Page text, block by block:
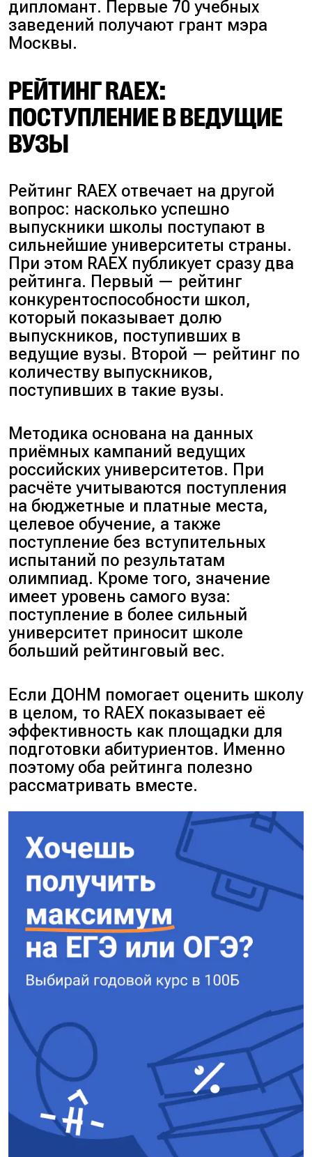
дипломант. Первые 70 учебных
заведений получают грант мэра
Москвы.
РЕЙТИНГ RAEX:
ПОСТУПЛЕНИЕ В ВЕДУЩИЕ
ВУЗЫ
Рейтинг RAEX отвечает на другой
вопрос: насколько успешно
выпускники школы поступают в
сильнейшие университеты страны.
При этом RAEX публикует сразу два
рейтинга. Первый — рейтинг
конкурентоспособности школ,
который показывает долю
выпускников, поступивших в
ведущие вузы. Второй — рейтинг по
количеству выпускников,
поступивших в такие вузы.
Методика основана на данных
приёмных кампаний ведущих
российских университетов. При
расчёте учитываются поступления
на бюджетные и платные места,
целевое обучение, а также
поступление без вступительных
испытаний по результатам
олимпиад. Кроме того, значение
имеет уровень самого вуза:
поступление в более сильный
университет приносит школе
больший рейтинговый вес.
Если ДОНМ помогает оценить школу
в целом, то RAEX показывает её
эффективность как площадки для
подготовки абитуриентов. Именно
поэтому оба рейтинга полезно
рассматривать вместе.